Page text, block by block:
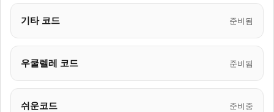
기타 코드 준비됨
우쿨렐레 코드 준비됨
쉬운코드 준비중